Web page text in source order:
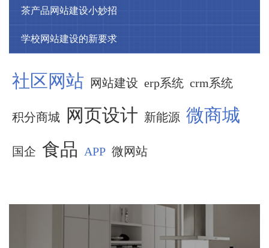
茶产品网站建设小妙招
学校网站建设的新要求
社区网站 网站建设 erp系统 crm系统
积分商城 网页设计 新能源 微商城
国企 食品 APP 微网站